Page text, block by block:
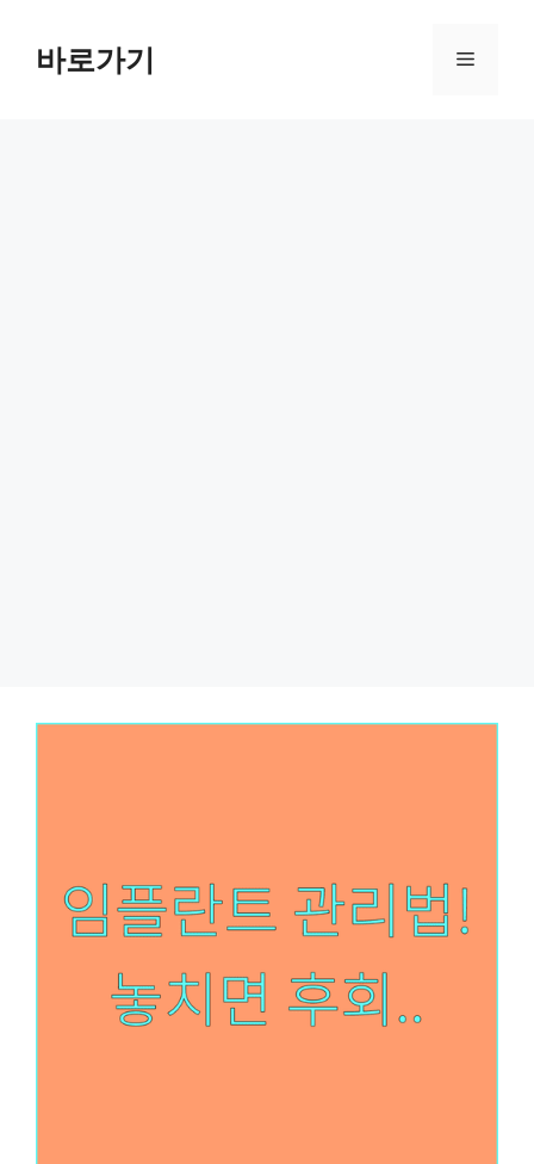
바로가기 메